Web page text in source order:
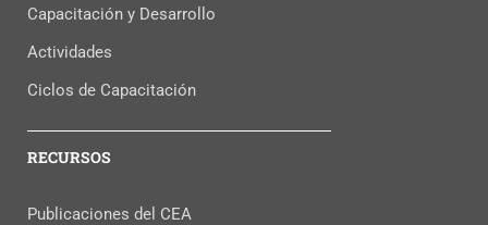
Capacitación y Desarrollo
Actividades
Ciclos de Capacitación
RECURSOS
Publicaciones del CEA